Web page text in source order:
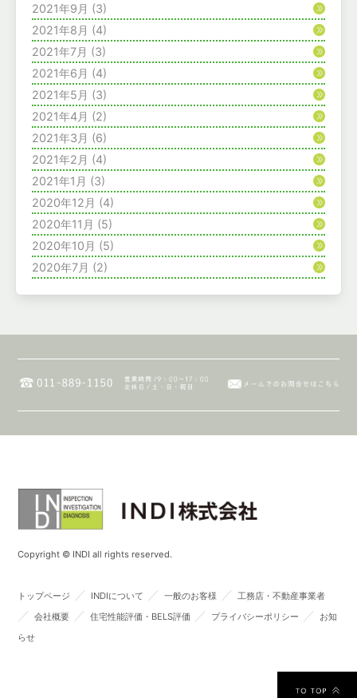
2021年9月 (3)
2021年8月 (4)
2021年7月 (3)
2021年6月 (4)
2021年5月 (3)
2021年4月 (2)
2021年3月 (6)
2021年2月 (4)
2021年1月 (3)
2020年12月 (4)
2020年11月 (5)
2020年10月 (5)
2020年7月 (2)
Copyright © INDI all rights reserved.
トップページ ／ INDIについて ／ 一般のお客様 ／ 工務店・不動産事業者
／ 会社概要 ／ 住宅性能評価・BELS評価 ／ プライバシーポリシー ／
お知
らせ